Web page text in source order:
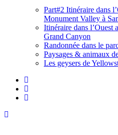
Part#2 Itinéraire dans
Monument Valley à
Itinéraire dans l’Ouest
Grand Canyon
Randonnée dans le
Paysages & animaux
Les geysers de